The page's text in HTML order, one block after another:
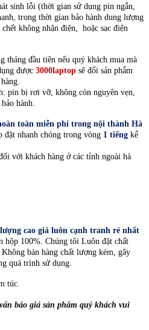
sinh lỗi (thời gian sử dụng pin ngắn,
trong thời gian bảo hành dung lượng
không nhận điện, hoặc sạc điện
tháng đầu tiên nếu quý khách mua mà
được 3000laptop sẽ đổi sản phẩm
pin bị rơi vỡ, không còn nguyên vẹn,
hành.
toàn miễn phí trong nội thành Hà
đặt nhanh chóng trong vòng 1 tiếng kể
với khách hàng ở các tỉnh ngoài hà
cao giá luôn cạnh tranh rẻ nhất
hộp 100%. Chúng tôi Luôn đặt chất
Không bán hàng chất lượng kém, gây
quá trình sử dụng.
túc.
báo giá sản phẩm quý khách vui